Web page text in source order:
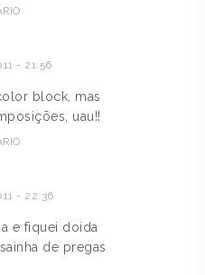
- 21:56
block, mas
uau!!
- 22:36
e fiquei doida
de pregas